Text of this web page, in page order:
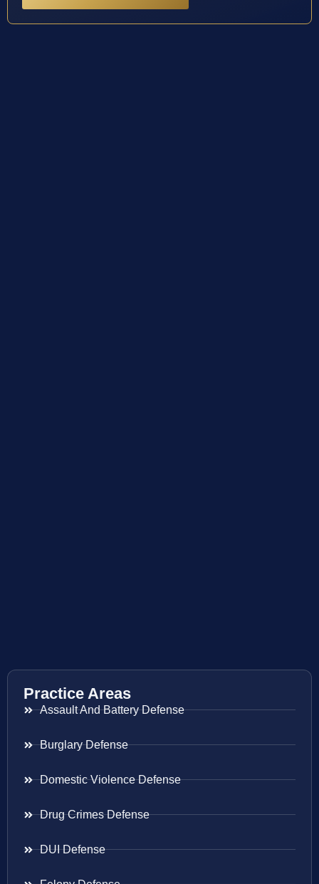
Practice Areas
Assault And Battery Defense
Burglary Defense
Domestic Violence Defense
Drug Crimes Defense
DUI Defense